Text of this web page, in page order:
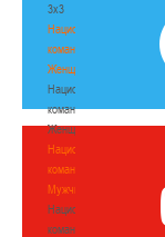
3х3
Национальная
команда.
Женщины
Национальная
команда.
Женщины
Национальная
команда.
Мужчины
Национальная
команда.